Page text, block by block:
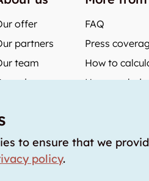
offer
partners
team
prices
Austria
France
Spain
FAQ
Press
How to
How much
to ensure that we
policy.